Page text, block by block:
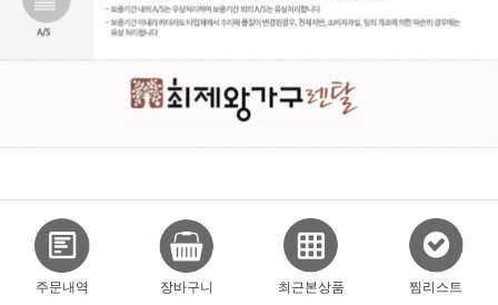
주문내역 장바구니 최근본상품 찜리스트